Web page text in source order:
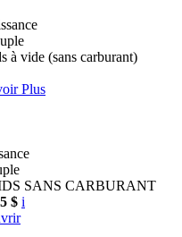
à vide (sans carburant)
Plus
SANS CARBURANT
$ i